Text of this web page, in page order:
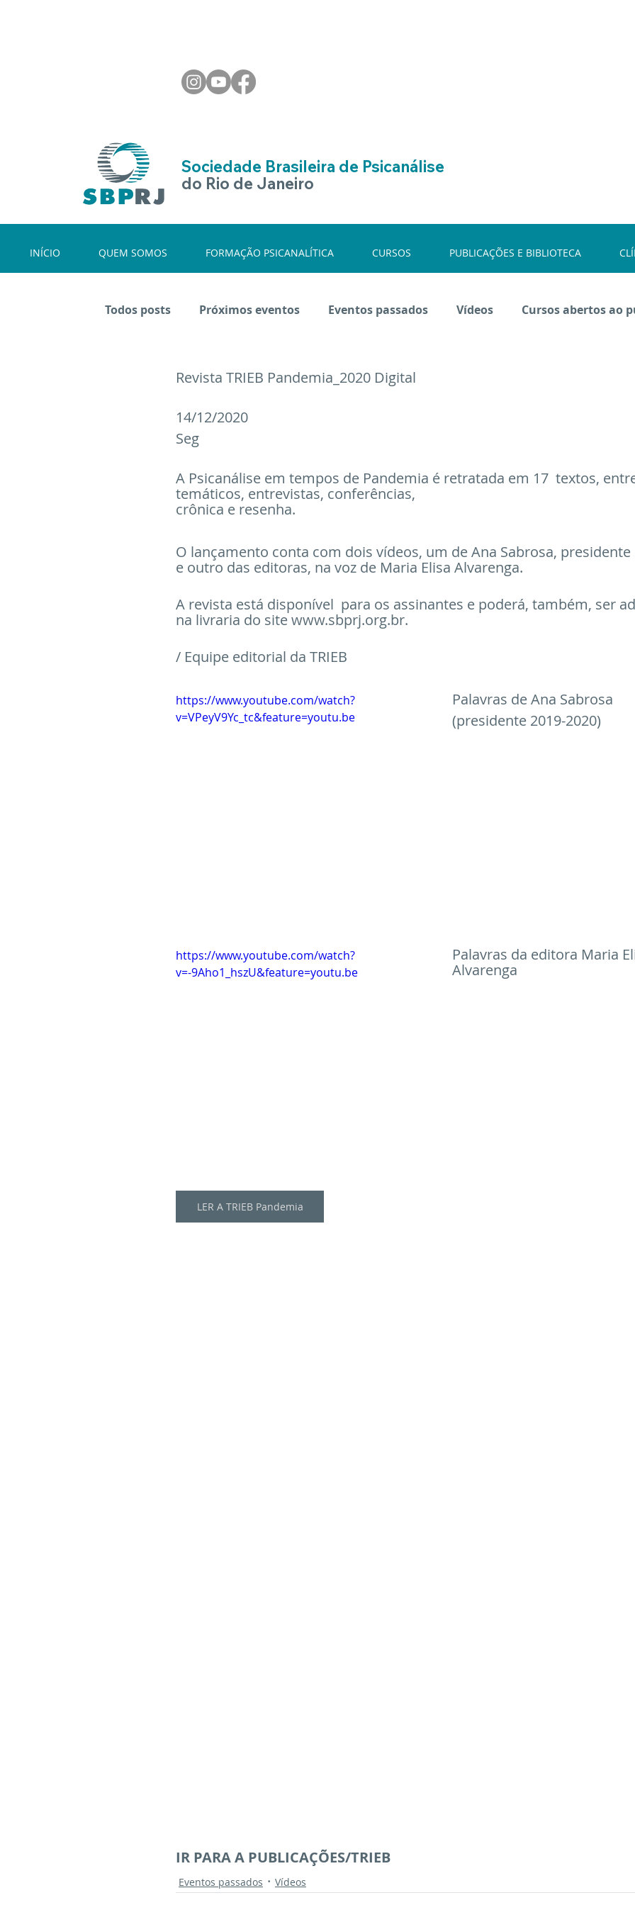
Sociedade Brasileira de Psicanálise
do Rio de Janeiro
Todos posts Próximos eventos Eventos passados Vídeos Cursos abertos ao
Revista TRIEB Pandemia_2020 Digital
14/12/2020
Seg
A Psicanálise em tempos de Pandemia é retratada em 17  textos,
temáticos, entrevistas, conferências,
crônica e resenha.
O lançamento conta com dois vídeos, um de Ana Sabrosa, presidente
e outro das editoras, na voz de Maria Elisa Alvarenga.
A revista está disponível  para os assinantes e poderá, também, ser
na livraria do site www.sbprj.org.br.
/ Equipe editorial da TRIEB
https://www.youtube.com/watch?
v=VPeyV9Yc_tc&feature=youtu.be
Palavras de Ana Sabrosa
(presidente 2019-2020)
https://www.youtube.com/watch?
v=-9Aho1_hszU&feature=youtu.be
Palavras da editora Maria
Alvarenga
LER A TRIEB Pandemia
IR PARA A PUBLICAÇÕES/TRIEB
Eventos passados Vídeos
INÍCIO QUEM SOMOS FORMAÇÃO PSICANALÍTICA CURSOS PUBLICAÇÕES E BIBLIOTECA